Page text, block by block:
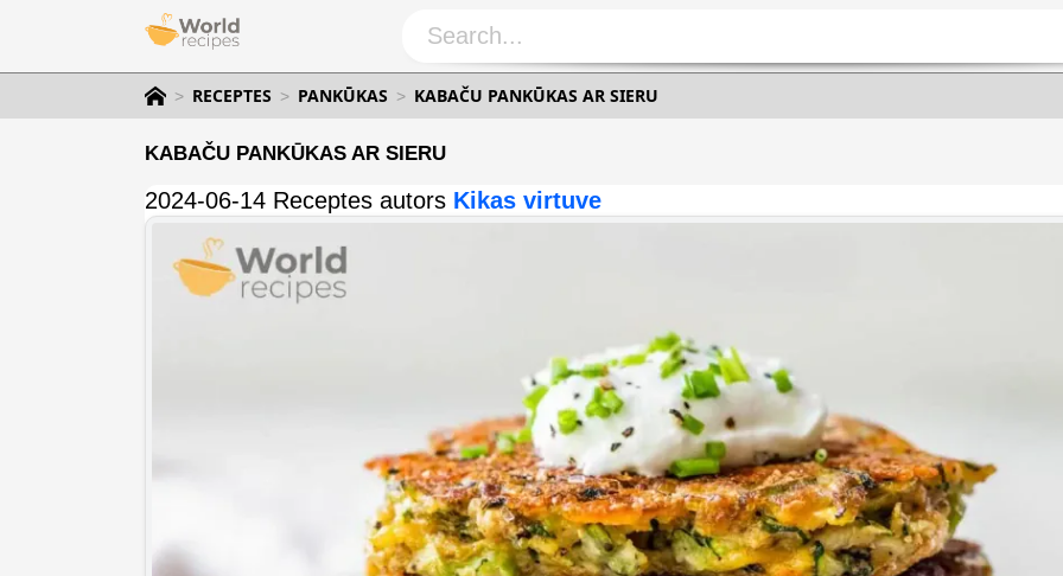
RECEPTES PANKŪKAS KABAČU PANKŪKAS AR SIERU
KABAČU PANKŪKAS AR SIERU
2024-06-14 Receptes autors Kikas virtuve